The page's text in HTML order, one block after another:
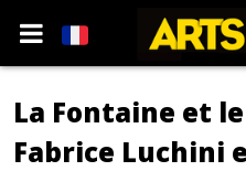
La Fontaine et
Fabrice Luchini